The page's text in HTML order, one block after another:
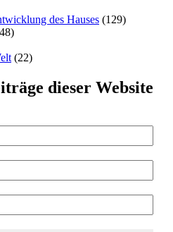
des Hauses (129)
(22)
dieser Website